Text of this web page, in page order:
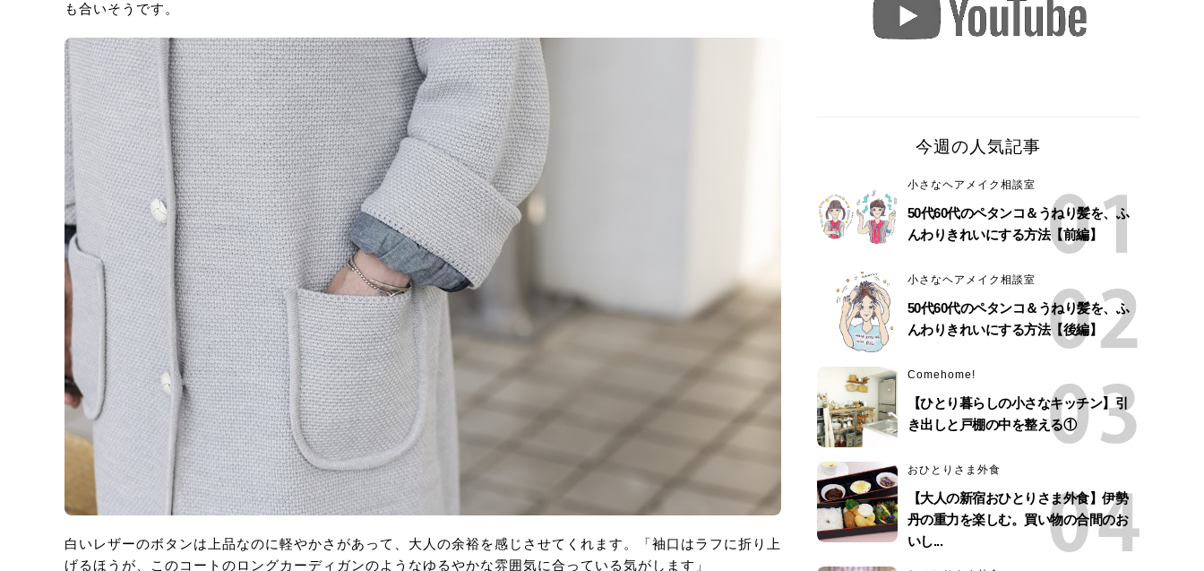
も合いそうです。
白いレザーのボタンは上品なのに軽やかさがあって、大人の余裕を感じさせてくれます。「袖口はラフに折り上
げるほうが、このコートのロングカーディガンのようなゆるやかな雰囲気に合っている気がします」
今週の人気記事
小さなヘアメイク相談室
50代60代のペタンコ＆うねり髪を、ふ
んわりきれいにする方法【前編】
小さなヘアメイク相談室
50代60代のペタンコ＆うねり髪を、ふ
んわりきれいにする方法【後編】
Comehome!
【ひとり暮らしの小さなキッチン】引
き出しと戸棚の中を整える①
おひとりさま外食
【大人の新宿おひとりさま外食】伊勢
丹の重力を楽しむ。買い物の合間のお
いし...